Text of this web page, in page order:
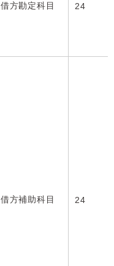
借方勘定科目 24
借方補助科目 24